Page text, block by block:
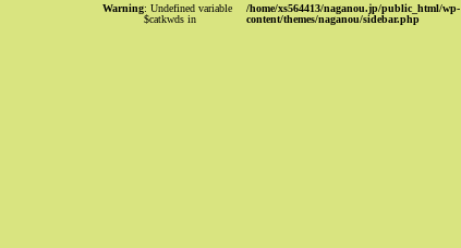
Warning: Undefined variable
$catkwds in
/home/xs564413/naganou.jp/public_html/wp-
content/themes/naganou/sidebar.php